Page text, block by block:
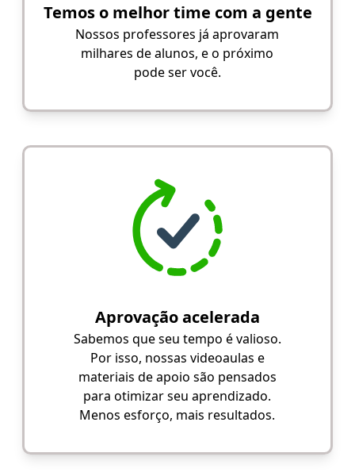
Temos o melhor time com a gente
Nossos professores já aprovaram
milhares de alunos, e o próximo
pode ser você.
Aprovação acelerada
Sabemos que seu tempo é valioso.
Por isso, nossas videoaulas e
materiais de apoio são pensados
para otimizar seu aprendizado.
Menos esforço, mais resultados.